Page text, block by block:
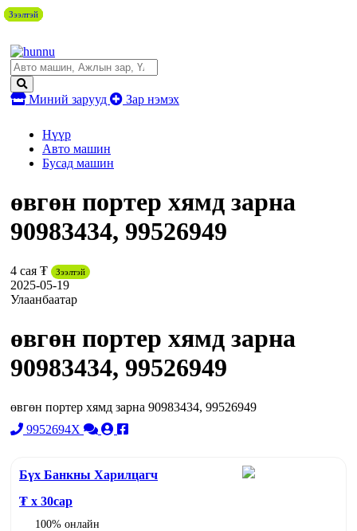
Миний зарууд Зар нэмэх
Нүүр
Авто машин
Бусад машин
өвгөн портер хямд зарна
90983434, 99526949
4 сая ₮ Зээлтэй
2025-05-19
Улаанбаатар
өвгөн портер хямд зарна
90983434, 99526949
өвгөн портер хямд зарна 90983434, 99526949
9952694X
Бүх Банкны Харилцагч
₮ x 30сар
100% онлайн
Зээлтэй
Зээлтэй
Зээлтэй
Зээлтэй
Зээлтэй